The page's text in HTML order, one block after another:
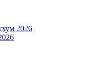
2026